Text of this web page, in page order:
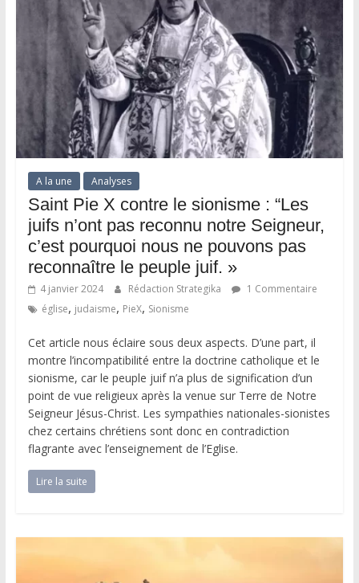
A la une Analyses
Saint Pie X contre le sionisme : “Les
juifs n’ont pas reconnu notre Seigneur,
c’est pourquoi nous ne pouvons pas
reconnaître le peuple juif. »
4 janvier 2024 Rédaction Strategika
1 Commentaire
église, judaisme, PieX, Sionisme
Cet article nous éclaire sous deux aspects. D’une part, il
montre l’incompatibilité entre la doctrine catholique et le
sionisme, car le peuple juif n’a plus de signification d’un
point de vue religieux après la venue sur Terre de Notre
Seigneur Jésus-Christ. Les sympathies nationales-sionistes
chez certains chrétiens sont donc en contradiction
flagrante avec l’enseignement de l’Eglise.
Lire la suite